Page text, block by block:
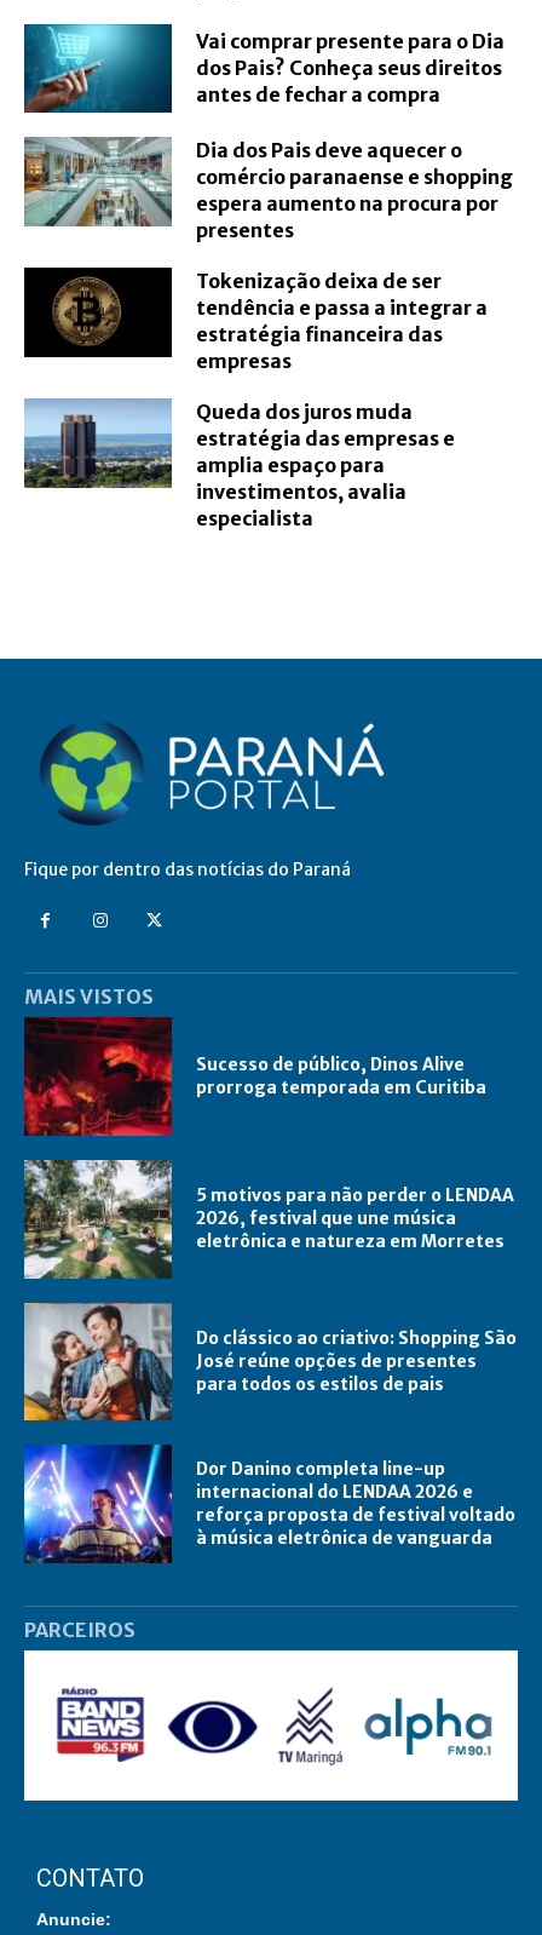
Vai comprar presente para o Dia
dos Pais? Conheça seus direitos
antes de fechar a compra
Dia dos Pais deve aquecer o
comércio paranaense e shopping
espera aumento na procura por
presentes
Tokenização deixa de ser
tendência e passa a integrar a
estratégia financeira das
empresas
Queda dos juros muda
estratégia das empresas e
amplia espaço para
investimentos, avalia
especialista
Fique por dentro das notícias do Paraná
MAIS VISTOS
Sucesso de público, Dinos Alive
prorroga temporada em Curitiba
5 motivos para não perder o LENDAA
2026, festival que une música
eletrônica e natureza em Morretes
Do clássico ao criativo: Shopping São
José reúne opções de presentes
para todos os estilos de pais
Dor Danino completa line-up
internacional do LENDAA 2026 e
reforça proposta de festival voltado
à música eletrônica de vanguarda
PARCEIROS
CONTATO
Anuncie: